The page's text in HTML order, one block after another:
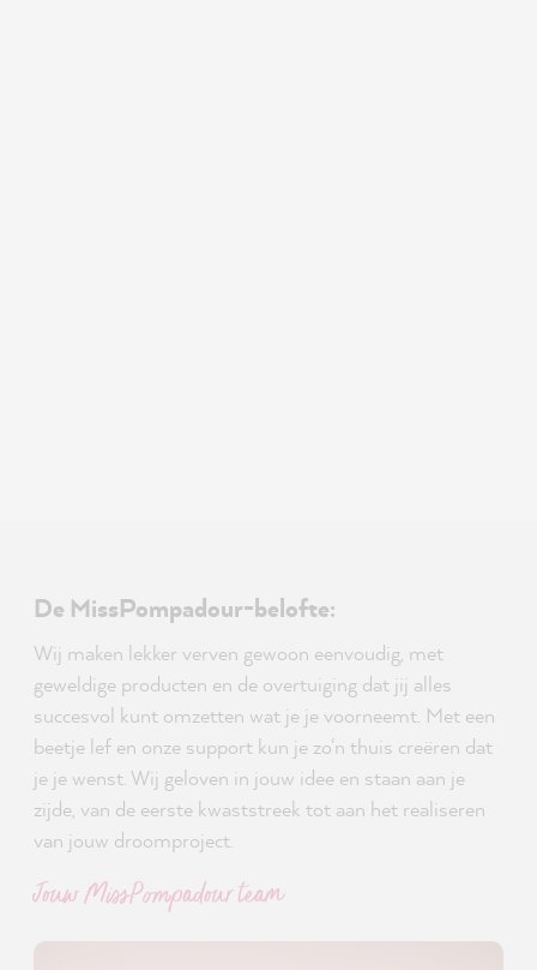
De MissPompadour-belofte:
Wij maken lekker verven gewoon eenvoudig, met
geweldige producten en de overtuiging dat jij alles
succesvol kunt omzetten wat je je voorneemt. Met een
beetje lef en onze support kun je zo'n thuis creëren dat
je je wenst. Wij geloven in jouw idee en staan aan je
zijde, van de eerste kwaststreek tot aan het realiseren
van jouw droomproject.
Jouw MissPompadour team